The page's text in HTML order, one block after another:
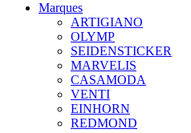
Marques
ARTIGIANO
OLYMP
SEIDENSTICKER
MARVELIS
CASAMODA
VENTI
EINHORN
REDMOND